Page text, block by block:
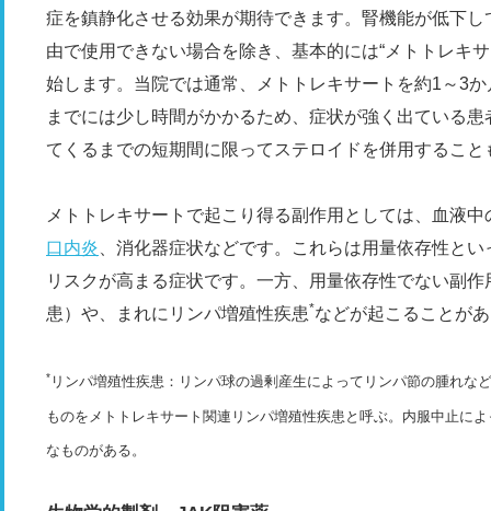
症を鎮静化させる効果が期待できます。腎機能が低下し
由で使用できない場合を除き、基本的には“メトトレキ
始します。当院では通常、メトトレキサートを約1～3
までには少し時間がかかるため、症状が強く出ている
てくるまでの短期間に限ってステロイドを併用すること
メトトレキサートで起こり得る副作用としては、血液
口内炎 、消化器症状などです。これらは用量依存性と
リスクが高まる症状です。一方、用量依存性でない副作
患）や、まれにリンパ増殖性疾患*などが起こることが
* リンパ増殖性疾患：リンパ球の過剰産生によってリンパ節の腫れな
ものをメトトレキサート関連リンパ増殖性疾患と呼ぶ。内服中止に
なものがある。